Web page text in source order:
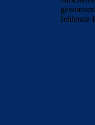
fehlende